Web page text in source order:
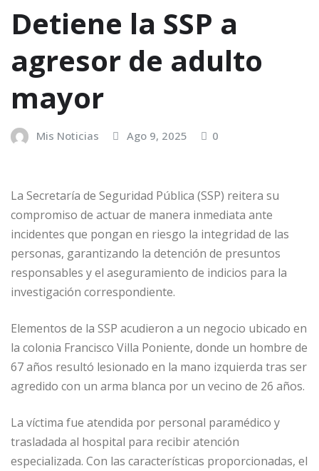
Detiene la SSP a
agresor de adulto
mayor
Mis Noticias Ago 9, 2025 0
La Secretaría de Seguridad Pública (SSP) reitera su
compromiso de actuar de manera inmediata ante
incidentes que pongan en riesgo la integridad de las
personas, garantizando la detención de presuntos
responsables y el aseguramiento de indicios para la
investigación correspondiente.
Elementos de la SSP acudieron a un negocio ubicado en
la colonia Francisco Villa Poniente, donde un hombre de
67 años resultó lesionado en la mano izquierda tras ser
agredido con un arma blanca por un vecino de 26 años.
La víctima fue atendida por personal paramédico y
trasladada al hospital para recibir atención
especializada. Con las características proporcionadas, el